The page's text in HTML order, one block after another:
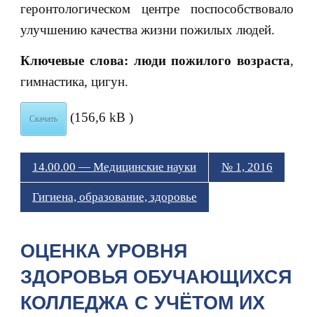
геронтологическом центре поспособствовало
улучшению качества жизни пожилых людей.
Ключевые слова: люди пожилого возраста,
гимнастика, цигун.
Скачать (156,6 kB )
14.00.00 — Медицинские науки № 1, 2016
Гигиена, образование, здоровье
ОЦЕНКА УРОВНЯ
ЗДОРОВЬЯ ОБУЧАЮЩИХСЯ
КОЛЛЕДЖА С УЧЁТОМ ИХ